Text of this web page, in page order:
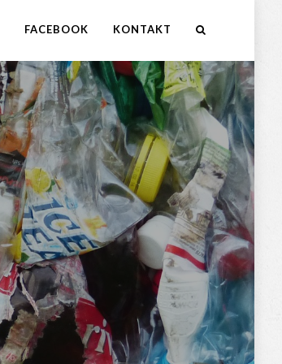
FACEBOOK KONTAKT